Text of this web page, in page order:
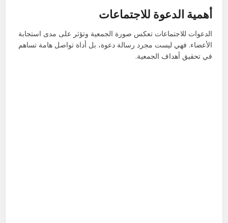
أهمية الدعوة للاجتماعات
الدعوات للاجتماعات تعكس صورة الجمعية وتؤثر على مدى استجابة
الأعضاء. فهي ليست مجرد رسالة دعوة، بل أداة تواصل هامة تساهم
في تحقيق أهداف الجمعية.